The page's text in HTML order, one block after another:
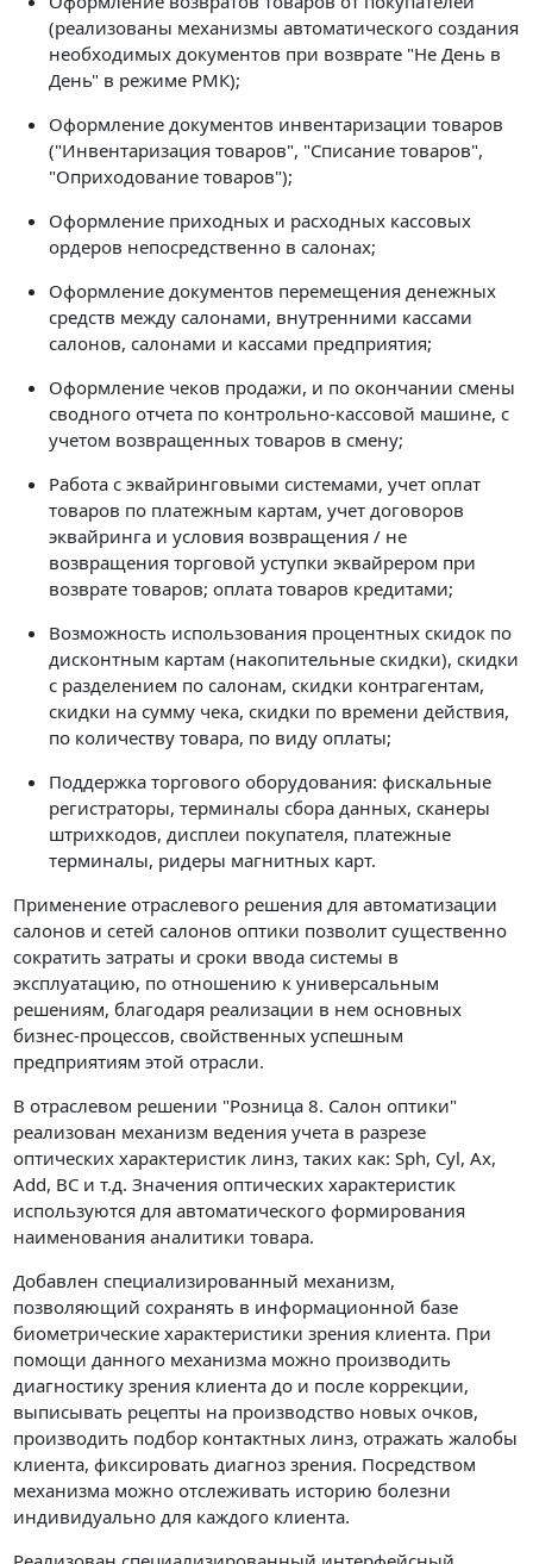
(реализованы механизмы автоматического создания
необходимых документов при возврате "Не День в
День" в режиме РМК);
Оформление документов инвентаризации товаров
("Инвентаризация товаров", "Списание товаров",
"Оприходование товаров");
Оформление приходных и расходных кассовых
ордеров непосредственно в салонах;
Оформление документов перемещения денежных
средств между салонами, внутренними кассами
салонов, салонами и кассами предприятия;
Оформление чеков продажи, и по окончании смены
сводного отчета по контрольно-кассовой машине, с
учетом возвращенных товаров в смену;
Работа с эквайринговыми системами, учет оплат
товаров по платежным картам, учет договоров
эквайринга и условия возвращения / не
возвращения торговой уступки эквайрером при
возврате товаров; оплата товаров кредитами;
Возможность использования процентных скидок по
дисконтным картам (накопительные скидки), скидки
с разделением по салонам, скидки контрагентам,
скидки на сумму чека, скидки по времени действия,
по количеству товара, по виду оплаты;
Поддержка торгового оборудования: фискальные
регистраторы, терминалы сбора данных, сканеры
штрихкодов, дисплеи покупателя, платежные
терминалы, ридеры магнитных карт.
Применение отраслевого решения для автоматизации
салонов и сетей салонов оптики позволит существенно
сократить затраты и сроки ввода системы в
эксплуатацию, по отношению к универсальным
решениям, благодаря реализации в нем основных
бизнес-процессов, свойственных успешным
предприятиям этой отрасли.
В отраслевом решении "Розница 8. Салон оптики"
реализован механизм ведения учета в разрезе
оптических характеристик линз, таких как: Sph, Cyl, Ax,
Add, BC и т.д. Значения оптических характеристик
используются для автоматического формирования
наименования аналитики товара.
Добавлен специализированный механизм,
позволяющий сохранять в информационной базе
биометрические характеристики зрения клиента. При
помощи данного механизма можно производить
диагностику зрения клиента до и после коррекции,
выписывать рецепты на производство новых очков,
производить подбор контактных линз, отражать жалобы
клиента, фиксировать диагноз зрения. Посредством
механизма можно отслеживать историю болезни
индивидуально для каждого клиента.